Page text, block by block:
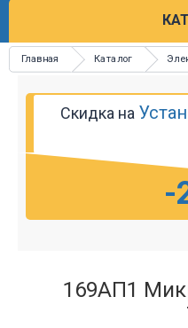
Главная Каталог
Скидка на
-
169АП1